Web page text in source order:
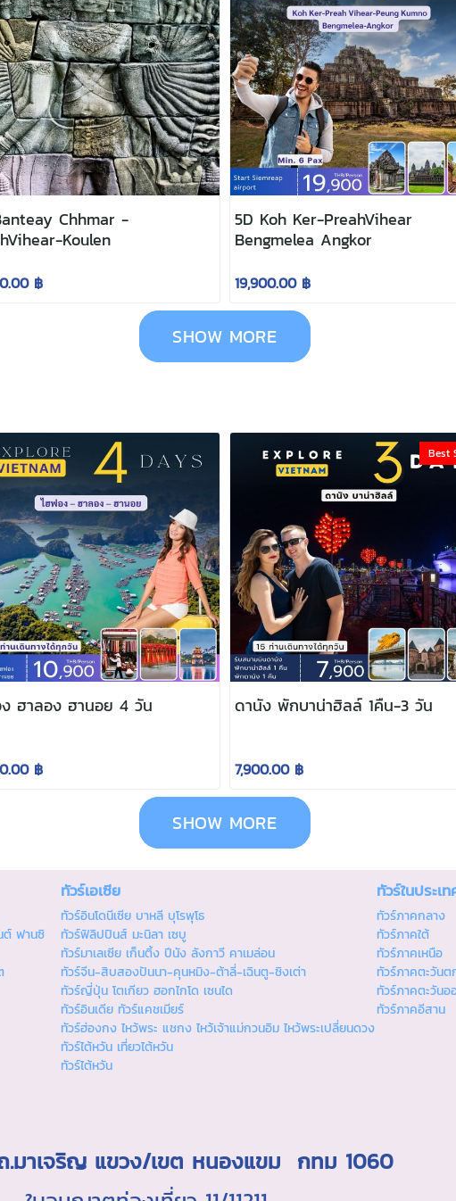
Chhmar -
Koulen
฿
5D Koh Ker-PreahVihear
Bengmelea Angkor
19,900.00 ฿
SHOW MORE
ฮาลอง ฮานอย 4 วัน
฿
Best
ดานัง พักบาน่าฮิลล์ 1คืน-3 วัน
7,900.00 ฿
SHOW MORE
ต์ ฟานซิ
ทัวร์เอเซีย
ทัวร์อินโดนีเซีย บาหลี บุโรพุโธ
ทัวร์ฟิลิปปินส์ มะนิลา เซบู
ทัวร์มาเลเซีย เก็นติ้ง ปีนัง ลังกาวี คาเมล่อน
ทัวร์จีน-สิบสองปันนา-คุนหมิง-ต้าลี่-เฉินตู-ชิงเต่า
ทัวร์ญี่ปุ่น โตเกียว ฮอกไกโด เซนได
ทัวร์อินเดีย ทัวร์แคชเมียร์
ทัวร์ฮ่องกง ไหว้พระ แชกง ไหว้เจ้าแม่กวนอิม ไหว้พระเปลี่ยนดวง
ทัวร์ไต้หวัน เที่ยวไต้หวัน
ทัวร์ไต้หวัน
ทัวร์ในประเ
ทัวร์ภาคกลาง
ทัวร์ภาคใต้
ทัวร์ภาคเหนือ
ทัวร์ภาคตะวันต
ทัวร์ภาคตะวันอ
ทัวร์ภาคอีสาน
.มาเจริญ แขวง/เขต หนองแขม กทม 1060